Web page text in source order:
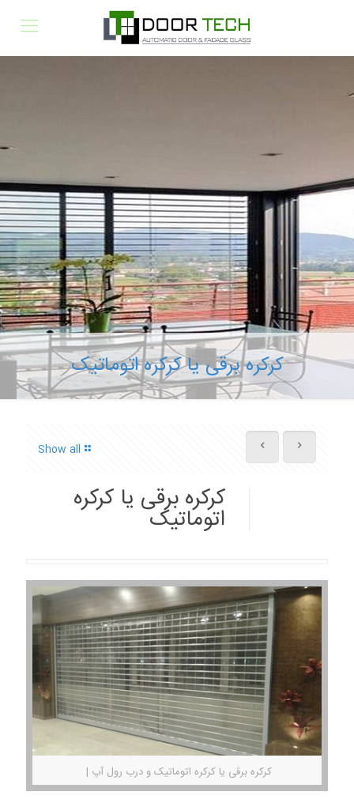
کرکره برقی یا کرکره اتوماتیک
Show all
کرکره برقی یا کرکره
اتوماتیک
کرکره برقی یا کرکره اتوماتیک و درب رول آپ |